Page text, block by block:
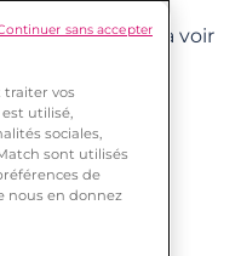
continuerez à voir
région).
centres
vos
utilisé,
sociales,
sont utilisés
de
nous en donnez
sans accepter